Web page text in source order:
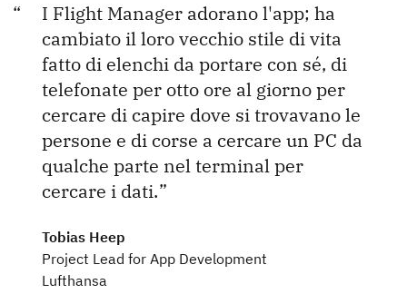
I Flight Manager adorano l'app; ha
cambiato il loro vecchio stile di vita
fatto di elenchi da portare con sé, di
telefonate per otto ore al giorno per
cercare di capire dove si trovavano le
persone e di corse a cercare un PC da
qualche parte nel terminal per
cercare i dati.
Tobias Heep
Project Lead for App Development
Lufthansa